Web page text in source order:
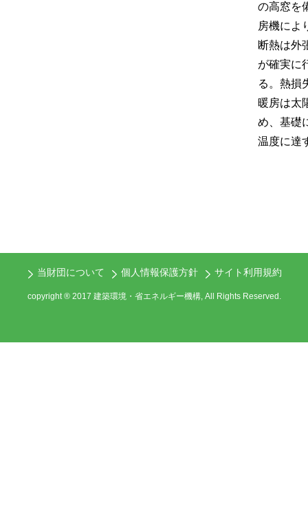
の高窓を
房機によ
断熱は外
が確実に
る。熱損
暖房は太
め、基礎
温度に達
当財団について 個人情報保護方針 サイト利用規約
copyright ® 2017 建築環境・省エネルギー機構, All Rights Reserved.